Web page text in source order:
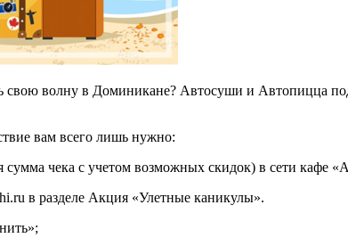
волну в Доминикане? Автосуши и Автопицца
вам всего лишь нужно:
чека с учетом возможных скидок) в сети кафе
в разделе Акция «Улетные каникулы».